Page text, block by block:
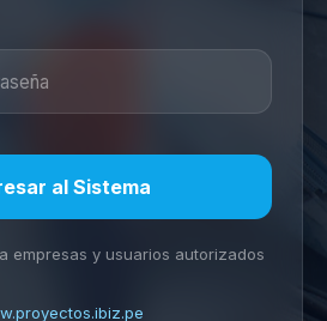
al Sistema
empresas y usuarios autorizados